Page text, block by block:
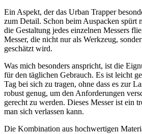
Ein Aspekt, der das Urban Trapper
zum Detail. Schon beim Auspacken spürt
die Gestaltung jedes einzelnen Messers
Messer, die nicht nur als Werkzeug,
geschätzt wird.
Was mich besonders anspricht, ist die
für den täglichen Gebrauch. Es ist leicht
Tag bei sich zu tragen, ohne dass es zur
robust genug, um den Anforderungen
gerecht zu werden. Dieses Messer ist ein
man sich verlassen kann.
Die Kombination aus hochwertigen